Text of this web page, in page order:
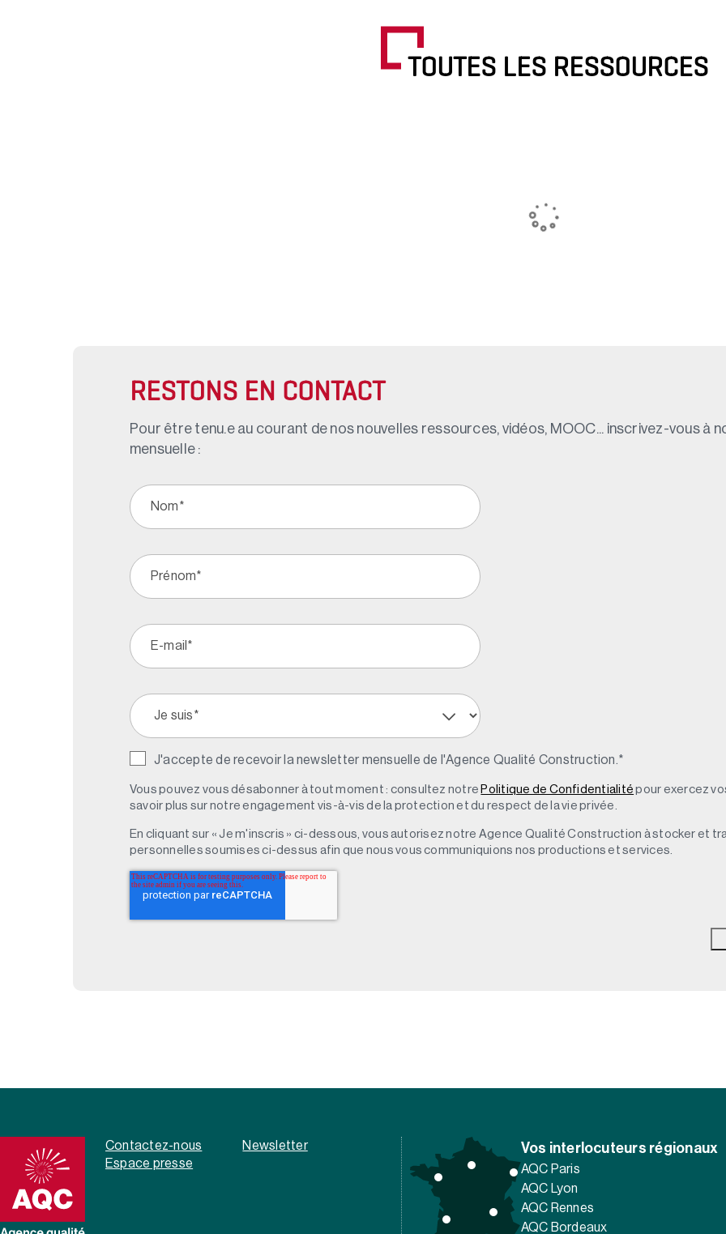
TOUTES LES RESSOURCES
RESTONS EN CONTACT
Pour être tenu.e au courant de nos nouvelles ressources, vidéos, MOOC... inscrivez-vous à
mensuelle :
J'accepte de recevoir la newsletter mensuelle de l'Agence Qualité Construction.*
Vous pouvez vous désabonner à tout moment : consultez notre Politique de Confidentialité pour exercez
savoir plus sur notre engagement vis-à-vis de la protection et du respect de la vie privée.
En cliquant sur « Je m'inscris » ci-dessous, vous autorisez notre Agence Qualité Construction à stocker et
personnelles soumises ci-dessus afin que nous vous communiquions nos productions et services.
Contactez-nous
Newsletter
Espace presse
Vos interlocuteurs régionaux
AQC Paris
AQC Lyon
AQC Rennes
AQC Bordeaux